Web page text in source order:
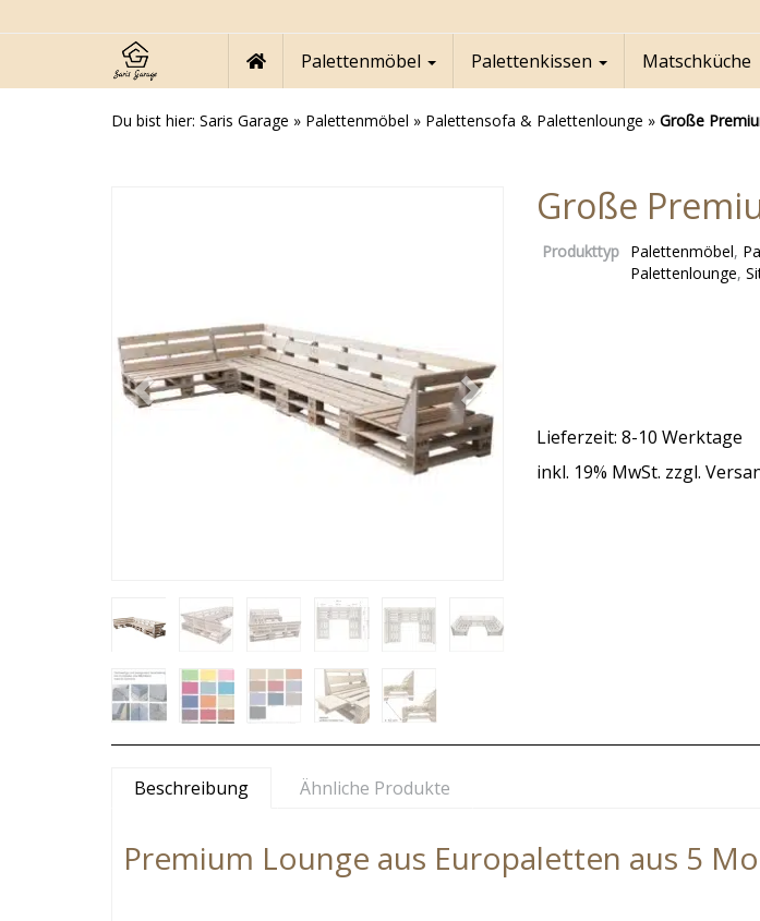
to
content
Palettenmöbel Palettenkissen Matschküche
Du bist hier: Saris Garage » Palettenmöbel » Palettensofa & Palettenlounge » Große
Große
Produkttyp Palettenmöbel,
Palettenlounge,
Lieferzeit: 8-10 Werktage
inkl. 19% MwSt. zzgl.
Beschreibung Ähnliche Produkte
Premium Lounge aus Europaletten aus 5